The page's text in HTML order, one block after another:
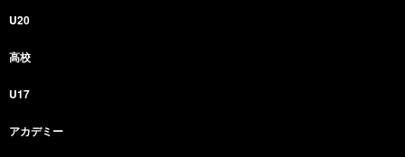
U20
高校
U17
アカデミー